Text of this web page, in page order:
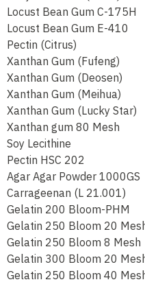
Locust Bean Gum C-175H
Locust Bean Gum E-410
Pectin (Citrus)
Xanthan Gum (Fufeng)
Xanthan Gum (Deosen)
Xanthan Gum (Meihua)
Xanthan Gum (Lucky Star)
Xanthan gum 80 Mesh
Soy Lecithine
Pectin HSC 202
Agar Agar Powder 1000GS
Carrageenan (L 21.001)
Gelatin 200 Bloom-PHM
Gelatin 250 Bloom 20
Gelatin 250 Bloom 8 Mesh
Gelatin 300 Bloom 20
Gelatin 250 Bloom 40